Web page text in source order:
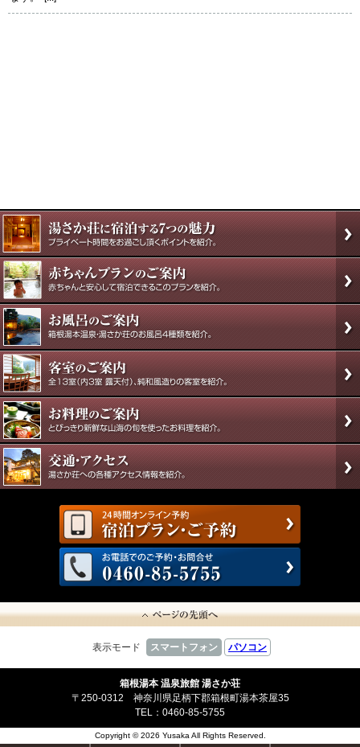
表示モード スマートフォン パソコン
箱根湯本 温泉旅館 湯さか荘
〒250-0312 神奈川県足柄下郡箱根町湯本茶屋35
TEL：0460-85-5755
Copyright © 2026 Yusaka All Rights Reserved.